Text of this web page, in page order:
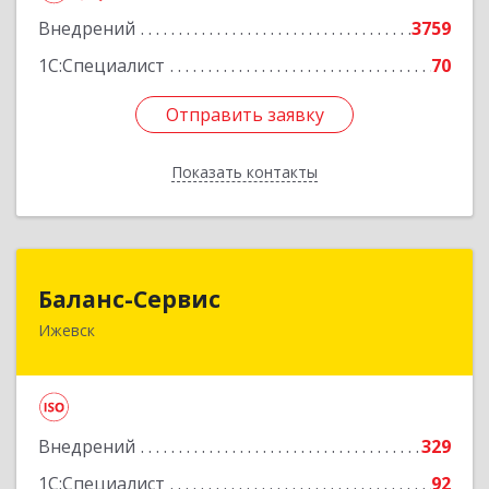
Внедрений
3759
1С:Специалист
70
Отправить заявку
Показать контакты
Отправить заявку
Назад
Баланс-Сервис
Ижевск
Внедрений
329
1С:Специалист
92